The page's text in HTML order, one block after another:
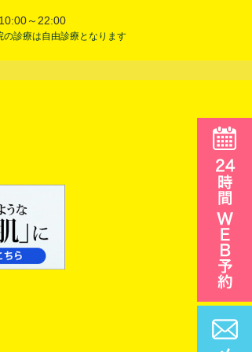
～22:00
の診療は自由診療となります